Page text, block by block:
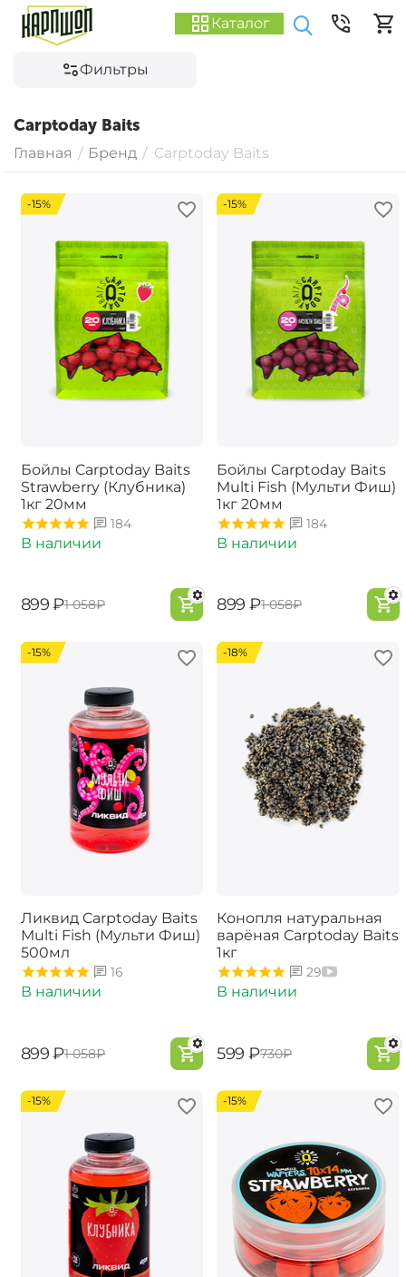
Каталог
Фильтры
Carptoday Baits
Главная / Бренд / Carptoday Baits
-15%
Бойлы Carptoday Baits
Strawberry (Клубника)
1кг 20мм
184
В наличии
‍899‍ ₽‍1 058‍₽
-15%
Бойлы Carptoday Baits
Multi Fish (Мульти Фиш)
1кг 20мм
184
В наличии
‍899‍ ₽‍1 058‍₽
-15%
Ликвид Carptoday Baits
Multi Fish (Мульти Фиш)
500мл
16
В наличии
‍899‍ ₽‍1 058‍₽
-18%
Конопля натуральная
варёная Carptoday Baits
1кг
29
В наличии
‍599‍ ₽‍730‍₽
-15% -15%